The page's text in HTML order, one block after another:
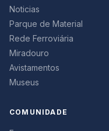
Noticias
Parque de Material
Rede Ferroviária
Miradouro
Avistamentos
Museus
COMUNIDADE